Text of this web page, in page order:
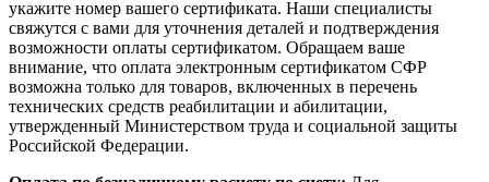
укажите номер вашего сертификата. Наши специалисты
свяжутся с вами для уточнения деталей и подтверждения
возможности оплаты сертификатом. Обращаем ваше
внимание, что оплата электронным сертификатом СФР
возможна только для товаров, включенных в перечень
технических средств реабилитации и абилитации,
утвержденный Министерством труда и социальной защиты
Российской Федерации.